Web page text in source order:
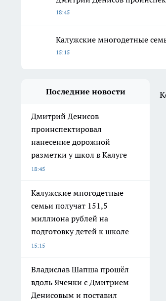
18:45
Калужские многодетные
15:15
Последние новости
Дмитрий Денисов
проинспектировал
нанесение дорожной
разметки у школ в Калуге
18:45
Калужские многодетные
семьи получат 151,5
миллиона рублей на
подготовку детей к школе
15:15
Владислав Шапша прошёл
вдоль Яченки с Дмитрием
Денисовым и поставил